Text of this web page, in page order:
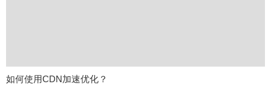
如何使用CDN加速优化？